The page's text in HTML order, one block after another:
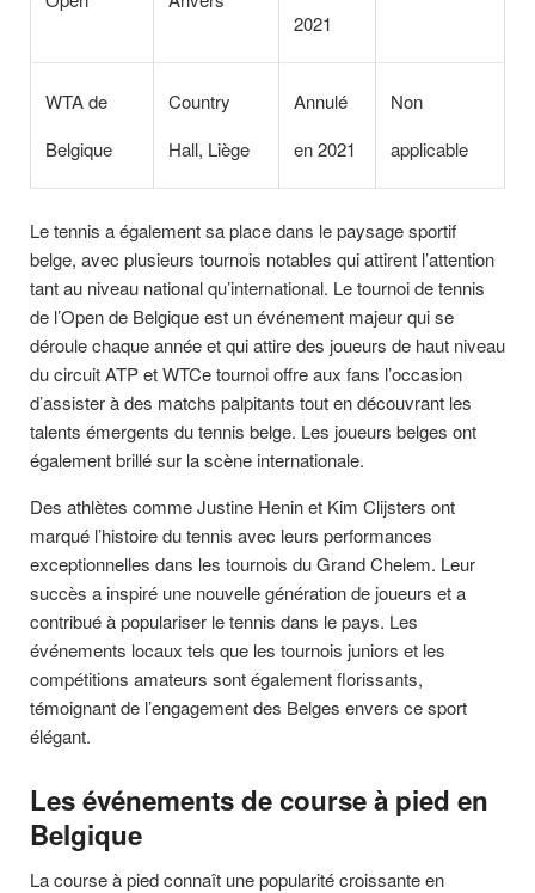
2021
WTA de
Belgique
Country
Hall, Liège
Annulé
en 2021
Non
applicable
Le tennis a également sa place dans le paysage sportif
belge, avec plusieurs tournois notables qui attirent l’attention
tant au niveau national qu’international. Le tournoi de tennis
de l’Open de Belgique est un événement majeur qui se
déroule chaque année et qui attire des joueurs de haut niveau
du circuit ATP et WTCe tournoi offre aux fans l’occasion
d’assister à des matchs palpitants tout en découvrant les
talents émergents du tennis belge. Les joueurs belges ont
également brillé sur la scène internationale.
Des athlètes comme Justine Henin et Kim Clijsters ont
marqué l’histoire du tennis avec leurs performances
exceptionnelles dans les tournois du Grand Chelem. Leur
succès a inspiré une nouvelle génération de joueurs et a
contribué à populariser le tennis dans le pays. Les
événements locaux tels que les tournois juniors et les
compétitions amateurs sont également florissants,
témoignant de l’engagement des Belges envers ce sport
élégant.
Les événements de course à pied en
Belgique
La course à pied connaît une popularité croissante en